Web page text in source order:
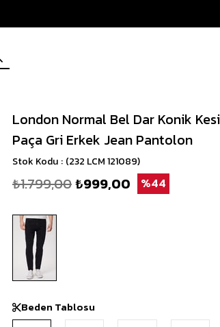
London Normal Bel Dar Konik
Paça Gri Erkek Jean Pantolon
Stok Kodu (232 LCM 121089)
₺1.799,00₺999,00 44
Beden Tablosu